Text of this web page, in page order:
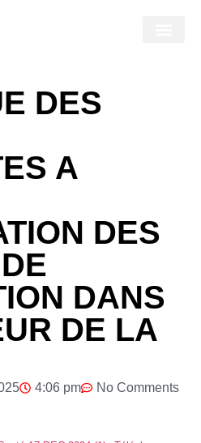
DES
A
DES
DANS
DE LA
4:06 pm No Comments